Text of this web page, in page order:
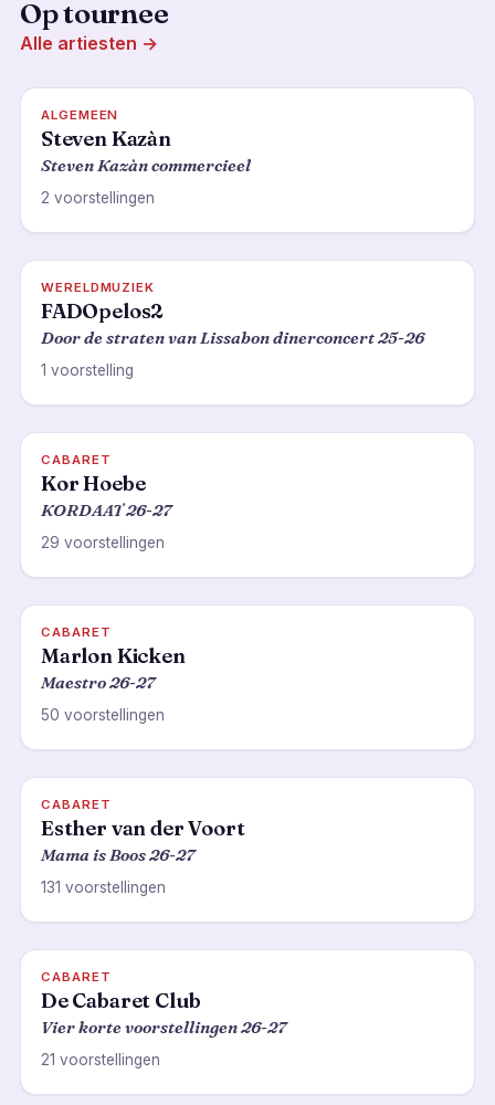
Op tournee
Alle artiesten →
ALGEMEEN
Steven Kazàn
Steven Kazàn commercieel
2 voorstellingen
WERELDMUZIEK
FADOpelos2
Door de straten van Lissabon dinerconcert 25-26
1 voorstelling
CABARET
Kor Hoebe
KORDAAT 26-27
29 voorstellingen
CABARET
Marlon Kicken
Maestro 26-27
50 voorstellingen
CABARET
Esther van der Voort
Mama is Boos 26-27
131 voorstellingen
CABARET
De Cabaret Club
Vier korte voorstellingen 26-27
21 voorstellingen